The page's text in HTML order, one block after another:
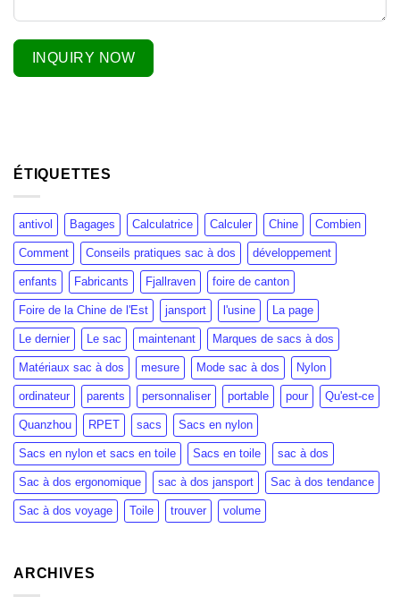
INQUIRY NOW
ÉTIQUETTES
antivol Bagages Calculatrice Calculer Chine Combien
Comment Conseils pratiques sac à dos développement
enfants Fabricants Fjallraven foire de canton
Foire de la Chine de l'Est jansport l'usine La page
Le dernier Le sac maintenant Marques de sacs à dos
Matériaux sac à dos mesure Mode sac à dos Nylon
ordinateur parents personnaliser portable pour Qu'est-ce
Quanzhou RPET sacs Sacs en nylon
Sacs en nylon et sacs en toile Sacs en toile sac à dos
Sac à dos ergonomique sac à dos jansport Sac à dos tendance
Sac à dos voyage Toile trouver volume
ARCHIVES